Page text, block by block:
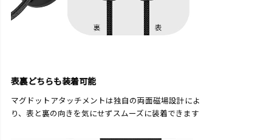
表裏どちらも装着可能
マグドットアタッチメントは独自の両面磁場設計によ
り、表と裏の向きを気にせずスムーズに装着できます